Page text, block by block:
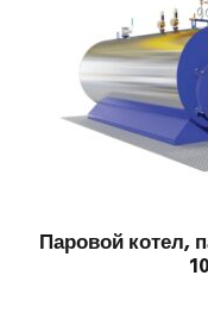
Паровой котел,